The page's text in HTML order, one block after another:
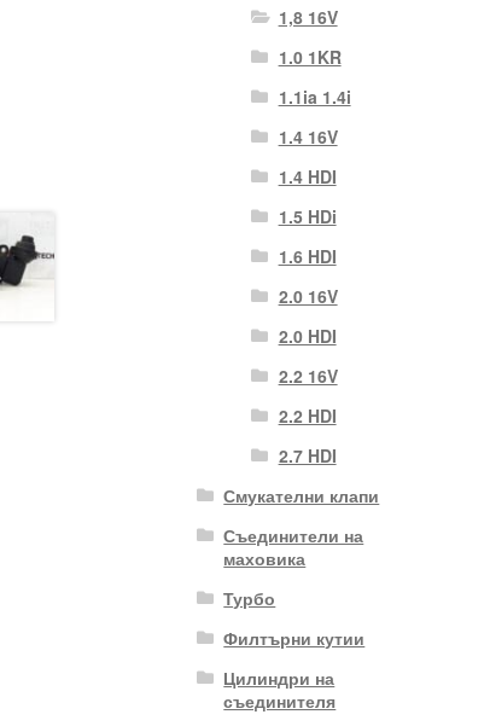
1,8 16V
1.0 1KR
1.1ia 1.4i
1.4 16V
1.4 HDI
1.5 HDi
1.6 HDI
2.0 16V
2.0 HDI
2.2 16V
2.2 HDI
2.7 HDI
Смукателни клапи
Съединители на
маховика
Турбо
Филтърни кутии
Цилиндри на
съединителя